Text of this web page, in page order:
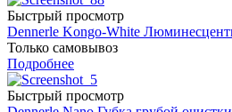
Быстрый просмотр
Dennerle Kongo-White
Только самовывоз
Подробнее
Быстрый просмотр